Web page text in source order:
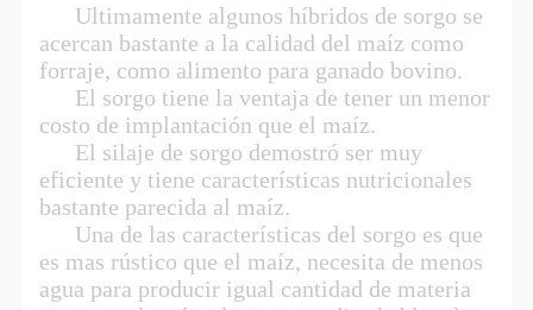
Ultimamente algunos híbridos de sorgo se
acercan bastante a la calidad del maíz como
forraje, como alimento para ganado bovino.
El sorgo tiene la ventaja de tener un menor
costo de implantación que el maíz.
El silaje de sorgo demostró ser muy
eficiente y tiene características nutricionales
bastante parecida al maíz.
Una de las características del sorgo es que
es mas rústico que el maíz, necesita de menos
agua para producir igual cantidad de materia